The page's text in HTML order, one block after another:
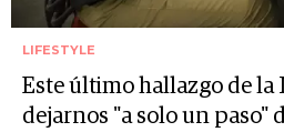
LIFESTYLE
Este último hallazgo de la
dejarnos "a solo un paso"